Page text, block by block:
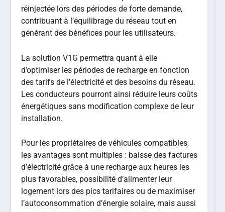
réinjectée lors des périodes de forte demande,
contribuant à l’équilibrage du réseau tout en
générant des bénéfices pour les utilisateurs.
La solution V1G permettra quant à elle
d’optimiser les périodes de recharge en fonction
des tarifs de l’électricité et des besoins du réseau.
Les conducteurs pourront ainsi réduire leurs coûts
énergétiques sans modification complexe de leur
installation.
Pour les propriétaires de véhicules compatibles,
les avantages sont multiples : baisse des factures
d’électricité grâce à une recharge aux heures les
plus favorables, possibilité d’alimenter leur
logement lors des pics tarifaires ou de maximiser
l’autoconsommation d’énergie solaire, mais aussi